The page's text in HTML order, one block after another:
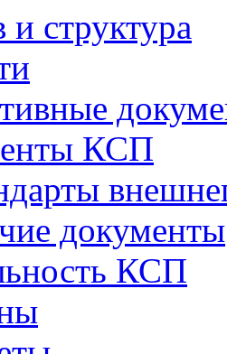
и структура
КСП
документы
КСП